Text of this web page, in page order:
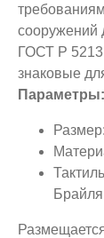
сооружений
ГОСТ Р
знаковые
Параметры:
Брайля